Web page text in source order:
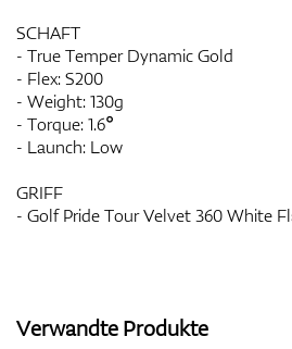
SCHAFT
- True Temper Dynamic Gold
- Flex: S200
- Weight: 130g
- Torque: 1.6°
- Launch: Low
GRIFF
- Golf Pride Tour Velvet 360 White
Verwandte Produkte